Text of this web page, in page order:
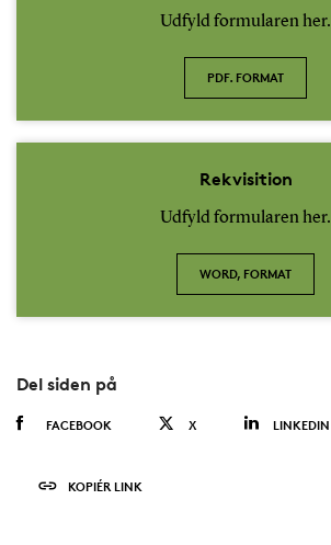
Udfyld formularen her.
PDF. FORMAT
Rekvisition
Udfyld formularen her.
WORD, FORMAT
Del siden på
FACEBOOK X LINKEDIN
KOPIÉR LINK